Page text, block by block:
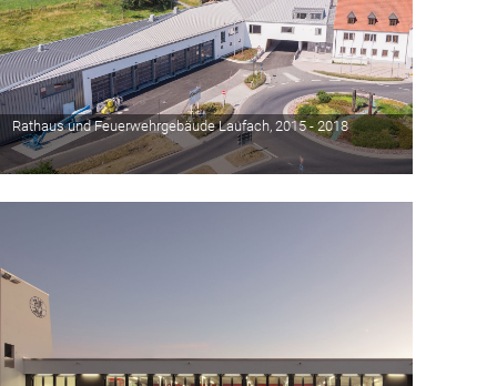
Rathaus und Feuerwehrgebäude Laufach, 2015 - 2018